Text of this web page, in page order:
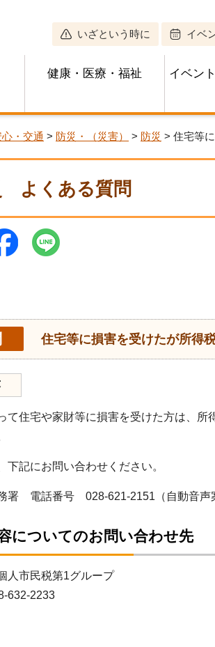
いざという時に イベ
健康・医療・福祉
イベン
・交通 > 防災・（災害） > 防災 > 住宅等
よくある質問
住宅等に損害を受けたが所得
て住宅や家財等に損害を受けた方は、
下記にお問い合わせください。
署 電話番号 028-621-2151（自動音声
についてのお問い合わせ先
人市民税第1グループ
632-2233